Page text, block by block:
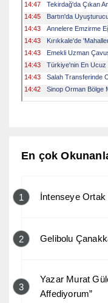
En çok
1 İntenseye Ortak
2 Gelibolu
3
Yazar Murat
Affediyorum”